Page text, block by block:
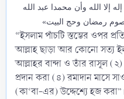
إلا الله وأن محمدا عبد الله
وصوم رمضان وحج البيت»
“ইসলাম পাঁচটি স্তম্ভের ওপর
আল্লাহ ছাড়া আর কোনো সত্য
আল্লাহর বান্দা ও তাঁর রাসূল
প্রদান করা (৪) রমাদান মাসে
(কা‘বা-এর) উদ্দেশ্যে হজ করা”।